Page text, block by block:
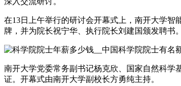
在13日上午举行的研讨会开幕式上，南开大学
牌，并为院长祝宁华、执行院长刘建国颁发聘书。
南开大学党委常务副书记杨克欣、国家自然科学
证。开幕式由南开大学副校长方勇纯主持。